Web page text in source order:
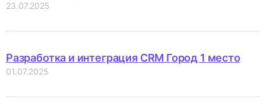
23.07.2025
Разработка и интеграция CRM Город 1 место
01.07.2025